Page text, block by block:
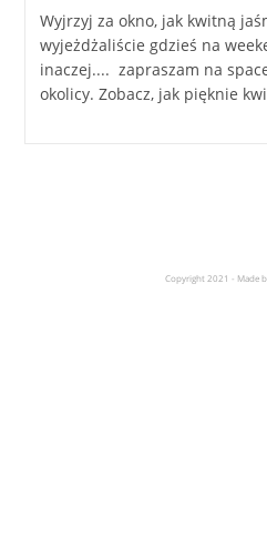
Wyjrzyj za okno, jak kwitną
wyjeżdżaliście gdzieś na
inaczej.... zapraszam na
okolicy. Zobacz, jak pięknie
Copyright 2021 - Made